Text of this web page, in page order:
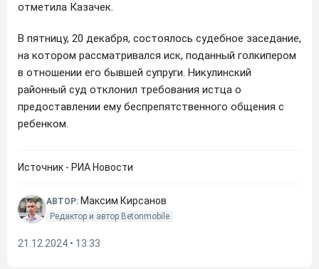
отметила Казачек.
В пятницу, 20 декабря, состоялось судебное заседание,
на котором рассматривался иск, поданный голкипером
в отношении его бывшей супруги. Никулинский
районный суд отклонил требования истца о
предоставлении ему беспрепятственного общения с
ребенком.
Источник - РИА Новости
АВТОР: Максим Кирсанов
Редактор и автор Betonmobile
21.12.2024 • 13:33